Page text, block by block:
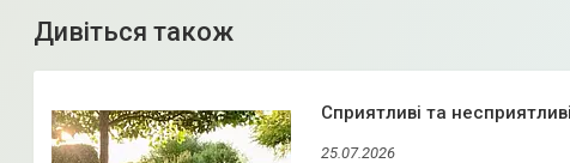
Сприятливі та
25.07.2026